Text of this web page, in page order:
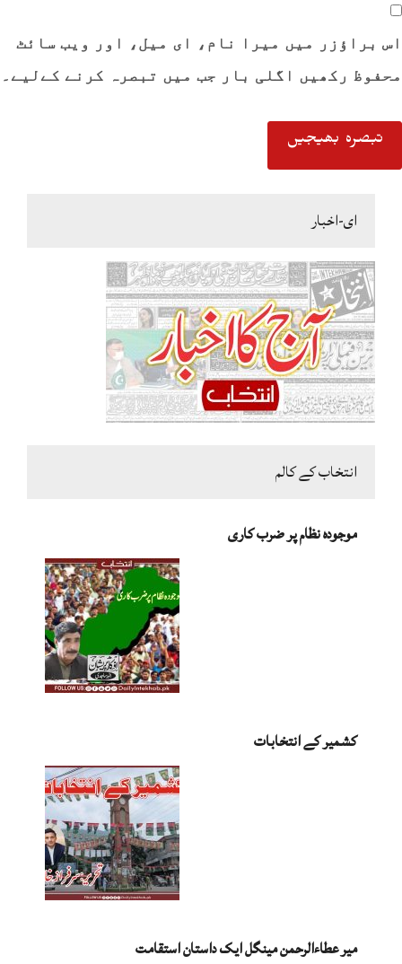
اس براؤزر میں میرا نام، ای میل، اور ویب سائٹ
محفوظ رکھیں اگلی بار جب میں تبصرہ کرنے کےلیے۔
ای-اخبار
انتخاب کے کالم
موجودہ نظام پر ضرب کاری
کشمیر کے انتخابات
میر عطاءالرحمن مینگل ایک داستان استقامت